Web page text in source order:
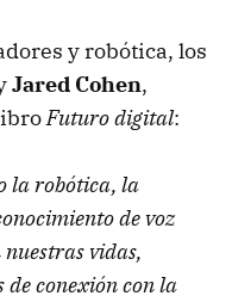
y robótica, los
Jared Cohen,
Futuro digital:
la robótica, la
de voz
vidas,
conexión con la